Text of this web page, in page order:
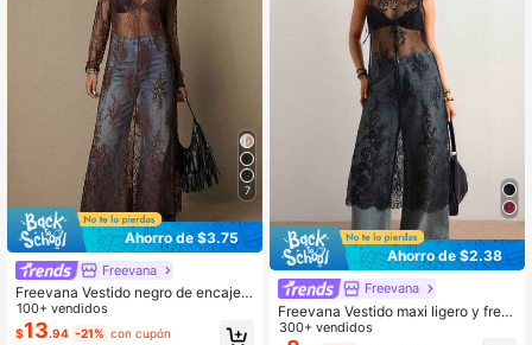
7
Ahorro de $3.75
Freevana
Freevana Vestido negro de encaje e
stilo bohemio y vintage de talla gra
nde, elegante y versátil para uso di
100+ vendidos
$13.94 -21% con cupón
Ahorro de $2.38
Freevana
Freevana Vestido maxi ligero y fres
co con encaje floral transparente si
300+ vendidos